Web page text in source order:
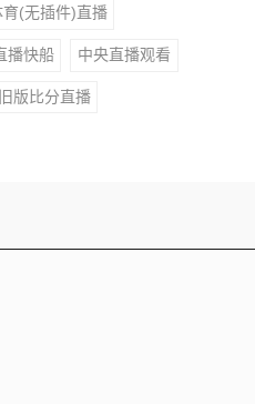
育(无插件)直播
播快船 中央直播观看
版比分直播